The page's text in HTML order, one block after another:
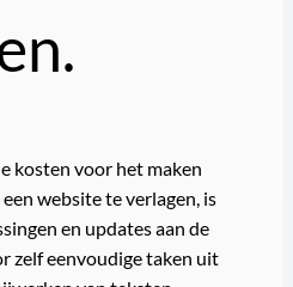
kosten voor het maken
website te verlagen, is
en updates aan de
zelf eenvoudige taken uit